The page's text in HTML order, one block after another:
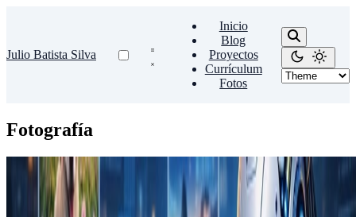
Julio Batista Silva
Inicio
Blog
Proyectos
Currículum
Fotos
Fotografía
Photo Tagger (Etiquetador de Fotos)